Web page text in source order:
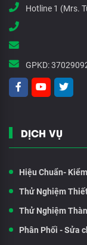
Hotline 1 (Mrs.
GPKD:
DỊCH VỤ
Hiệu Chuẩn-
Thử Nghiệm
Thử Nghiệm
Phân Phối - Sửa